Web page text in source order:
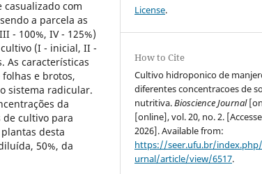
com
a parcela as
- 100%, IV - 125%)
(I - inicial, II -
As características
e brotos,
sistema radicular.
da
de cultivo para
desta
50%, da
License.
How to Cite
Cultivo hidroponico de
diferentes concentracoes de
nutritiva.Bioscience Journal
[online], vol. 20, no. 2.
2026]. Available from:
https://seer.ufu.br/
urnal/article/view/6517.